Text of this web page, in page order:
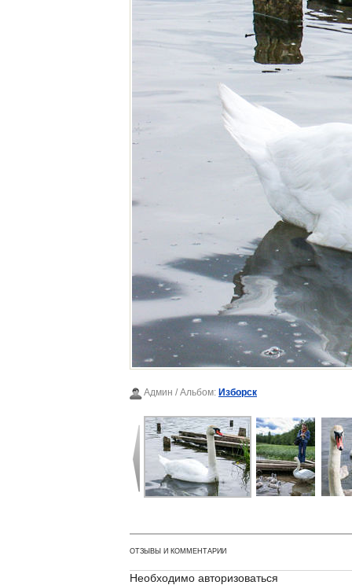
Админ / Альбом: Изборск
ОТЗЫВЫ И КОММЕНТАРИИ
Необходимо авторизоваться